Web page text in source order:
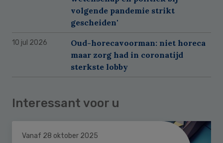
volgende pandemie strikt
gescheiden'
10 jul 2026
Oud-horecavoorman: niet horeca
maar zorg had in coronatijd
sterkste lobby
Interessant voor u
Vanaf 28 oktober 2025